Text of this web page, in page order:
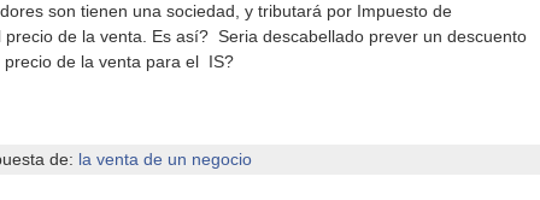
son tienen una sociedad, y tributará por Impuesto de
de la venta. Es así? Seria descabellado prever un descuento
de la venta para el IS?
de: la venta de un negocio